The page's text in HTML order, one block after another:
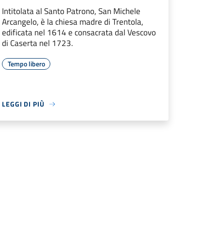
Intitolata al Santo Patrono, San Michele
Arcangelo, è la chiesa madre di Trentola,
edificata nel 1614 e consacrata dal Vescovo
di Caserta nel 1723.
Tempo libero
LEGGI DI PIÙ